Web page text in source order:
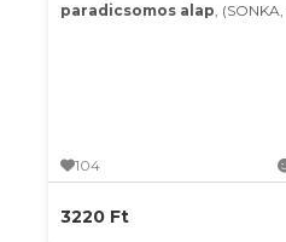
paradicsomos alap,
104
3220 Ft